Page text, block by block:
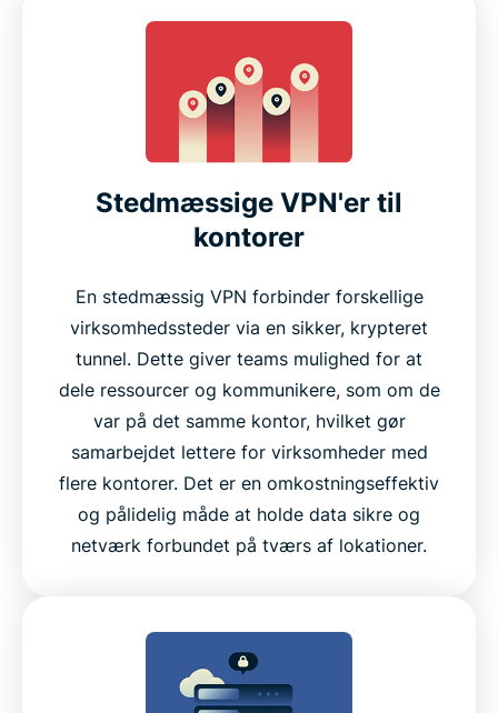
Stedmæssige VPN'er til
kontorer
En stedmæssig VPN forbinder forskellige
virksomhedssteder via en sikker, krypteret
tunnel. Dette giver teams mulighed for at
dele ressourcer og kommunikere, som om de
var på det samme kontor, hvilket gør
samarbejdet lettere for virksomheder med
flere kontorer. Det er en omkostningseffektiv
og pålidelig måde at holde data sikre og
netværk forbundet på tværs af lokationer.